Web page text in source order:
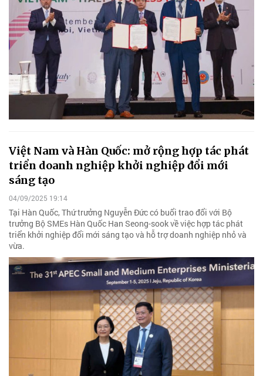
Việt Nam và Hàn Quốc: mở rộng hợp tác phát
triển doanh nghiệp khởi nghiệp đổi mới
sáng tạo
04/09/2025 19:14
Tại Hàn Quốc, Thứ trưởng Nguyễn Đức có buổi trao đổi với Bộ
trưởng Bộ SMEs Hàn Quốc Han Seong-sook về việc hợp tác phát
triển khởi nghiệp đổi mới sáng tạo và hỗ trợ doanh nghiệp nhỏ và
vừa.